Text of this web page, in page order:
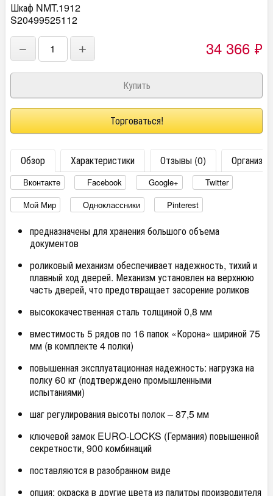
Шкаф NMT.1912
S20499525112
− + 34 366 ₽
Торговаться!
Обзор Характеристики Отзывы (0)
Вконтакте Facebook Google+
Twitter
Мой Мир
Одноклассники Pinterest
предназначены для хранения большого объема
документов
роликовый механизм обеспечивает надежность, тихий и
плавный ход дверей. Механизм установлен на верхнюю
часть дверей, что предотвращает засорение роликов
высококачественная сталь толщиной 0,8 мм
вместимость 5 рядов по 16 папок «Корона» шириной 75
мм (в комплекте 4 полки)
повышенная эксплуатационная надежность: нагрузка на
полку 60 кг (подтверждено промышленными
испытаниями)
шаг регулирования высоты полок – 87,5 мм
ключевой замок EURO-LOCKS (Германия) повышенной
секретности, 900 комбинаций
поставляются в разобранном виде
опция: окраска в другие цвета из палитры производителя